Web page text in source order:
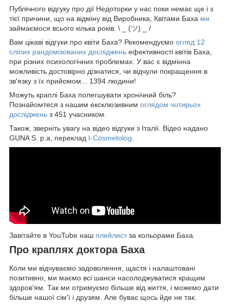
Публічного відгуку про дії Недоторки у нас поки немає ще і з
тієї причини, що на відміну від Виробника, Квітами Баха ми
займаємося всього кілька років. \ _ (ツ) _ /
Вам цікаві відгуки про квіти Баха? Рекомендуємо огляд 12
сліпих рандомізованих досліджень ефективності квітів Баха,
при різних психологічних проблемах. У вас є відмінна
можливість достовірно дізнатися, чи відчули покращення в
зв'язку з їх прийомом... 1394 людини!
Можуть краплі Баха полегшувати хронічний біль?
Познайомтеся з нашим ексклюзивним оглядом чотирьох
досліджень з 451 учасником.
Також, зверніть увагу на відео відгуки з Італії. Відео надано
GUNA S. p.a, переклад I-Cosmetolog
Завітайте в YouTube наш плейлистза кольорами Баха.
Про краплях доктора Баха
Коли ми відчуваємо задоволення, щастя і налаштовані
позитивно, ми маємо всі шанси насолоджуватися кращим
здоров'ям. Так ми отримуємо більше від життя, і можемо дати
більше нашої сім'ї і друзям. Але буває щось йде не так.